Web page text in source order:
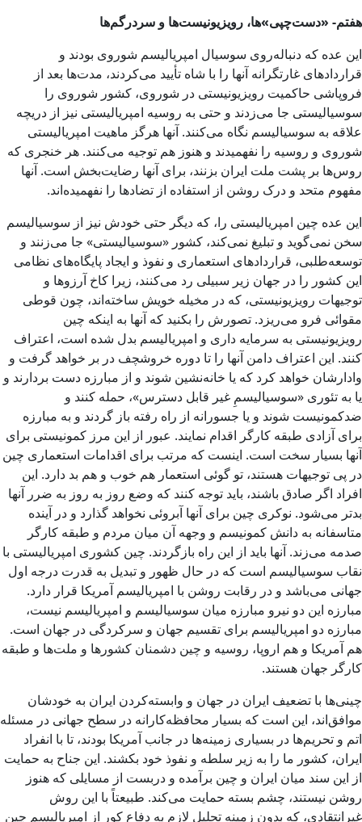
هفتم- «دست‌چپی»ها، رویزیونیست‌ها و سردرگم‌ها
این عده که دنباله‌روی سوسیال امپریالیسم شوروی بودند و
قراردادهای غارتگرانه آنها را با شاه تأیید می‌کردند، مدت‌ها بعد از
فروپاشی حاکمیت رویزیونیستی در شوروی، کشور شوروی را
سوسیالیستی جا می‌زدند و حتی به روسیه امپریالیستی نیز از دریچه
علاقه به سوسیالیسم نگاه می‌کنند. آنها هرگز ماهیت امپریالیستی
شوروی و روسیه را نفهمیدند و هنوز هم توجیه می‌کنند. هر خنجری که
روس‌ها بر پشت ملت ایران بزنند، برای آنها رضایت‌بخش است. آنها
مفهوم متحد و درک روشن از استفاده از تضادها را نفهمیده‌اند.
این عده چین امپریالیستی را، که دیگر حتی خودش نیز از سوسیالیسم
سخن نمی‌گوید و تبلیغ نمی‌کند، کشور «سوسیالیستی» جا می‌زنند و
توسعه‌طلبی، قراردادهای استعماری و نفوذ و ایجاد پایگاه‌های نظامی
این کشور را در جهان زیر سبیلی رد می‌کنند، زیرا کاخ آرزوها و
توجیهات رویزیونیستی، که در مخیله خویش ساخته‌اند، چون قوطی
مقوائی فرو می‌ریزد. تصورش را بکنید که آنها به اینکه چین
رویزیونیستی به سرمایه داری و امپریالیسم بدل شده است، اعتراف
کنند. این اعتراف دامن آنها را تا دوره خروشچف در بر خواهد گرفت و
وادارشان خواهد کرد که یا خانه‌نشین شوند و از مبارزه دست بردارند و
یا به تئوری «سوسیالیسمِ غیر قابل دسترس»، حمله کنند و
ضدکمونیست شوند و یا جسورانه از راه رفته باز گردند و به مبارزه
برای آزادی طبقه کارگر اقدام نمایند. عبور از این مرز کمونیستی برای
آنها بسیار سخت است. اینست که مرتب برای اقدامات استعماری چین
در پی توجیهات هستند، تو گوئی استعمار هم خوب و هم بد دارد. این
افراد اگر صادق باشند، باید توجه کنند که وضع روز به روز به ضرر آنها
بدتر می‌شود. نوکری چین برای آنها آبروئی نخواهد گذارد و در آینده
متاسفانه به دانش کمونیسم و وجهه آن میان مردم و طبقه کارگر
صدمه می‌زند. آنها باید از این راه بازگردند. چین کشوری امپریالیستی با
نقاب سوسیالیسم است که در حال ظهور و تبدیل به قدرت درجه اول
جهانی می‌باشد و در رقابت روشن با امپریالیسم آمریکا قرار دارد.
مبارزه این دو نیرو مبارزه میان سوسیالیسم و امپریالیسم نیست،
مبارزه دو امپریالیسم برای تقسیم جهان و سرکردگی در جهان است.
هم آمریکا و هم اروپا، روسیه و چین دشمنان کشورها و ملت‌ها و طبقه
کارگر جهان هستند.
چینی‌ها با تضعیف ایران در جهان و وابسته‌کردن ایران به خودشان
موافق‌اند، این است که بسیار محافظه‌کارانه در سطح جهانی در مسئله
اتم و تحریم‌ها در بسیاری زمینه‌ها در جانب آمریکا بودند، تا با انفراد
ایران، کشور ما را به زیر سلطه و نفوذ خود بکشند. این جناح به حمایت
از این سند میان ایران و چین برآمده و دربست از مسایلی که هنوز
روشن نیستند، چشم بسته حمایت می‌کند. طبیعتاً با این روش
غیرانتقادی، که بدون زمینه تحلیل لازم به دفاع کور از امپریالیسم چین